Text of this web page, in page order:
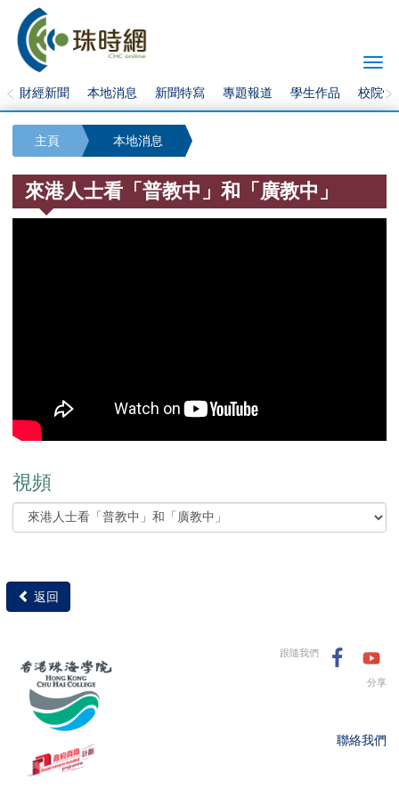
財經新聞 本地消息 新聞特寫 專題報道 學生作品 校院快
主頁 本地消息
來港人士看「普教中」和「廣教中」
視頻
返回
跟隨我們
分享
聯絡我們